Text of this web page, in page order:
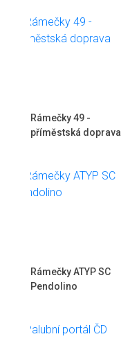
Rámečky 49 -
příměstská doprava
Rámečky ATYP SC
Pendolino